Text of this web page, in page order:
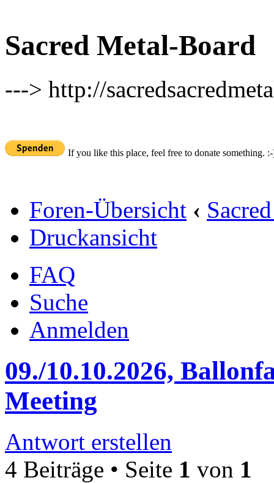
Sacred Metal-Board
---> http://
If you like this place, feel free to donate something.
Foren-Übersicht ‹
Druckansicht
FAQ
Suche
Anmelden
09./10.10.2026,
Meeting
Antwort erstellen
4 Beiträge • Seite 1 von 1